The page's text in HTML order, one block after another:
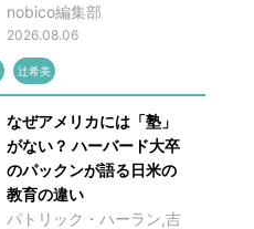
nobico編集部
2026.08.06
辻希美
なぜアメリカには「塾」
がない？ ハーバード大卒
のパックンが語る日米の
教育の違い
パトリック・ハーラン,吉